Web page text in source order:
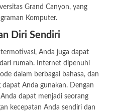
Grand Canyon, yang
Komputer.
Diri Sendiri
Anda juga dapat
rumah. Internet dipenuhi
dalam berbagai bahasa, dan
Anda gunakan. Dengan
dapat menjadi seorang
kecepatan Anda sendiri dan